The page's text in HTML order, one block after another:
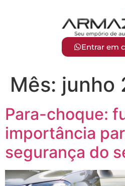
Entrar em
Mês: junho
Para-choque:
importância
segurança do